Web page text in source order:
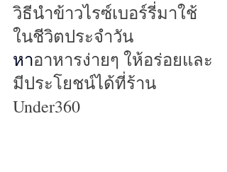
วิธีนำข้าวไรซ์เบอร์รี่มาใช้
ในชีวิตประจำวัน
หาอาหารง่ายๆ ให้อร่อยและ
มีประโยชน์ได้ที่ร้าน
Under360